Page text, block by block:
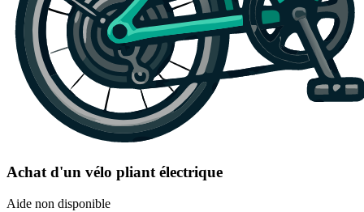
Achat d'un vélo pliant électrique
Aide non disponible